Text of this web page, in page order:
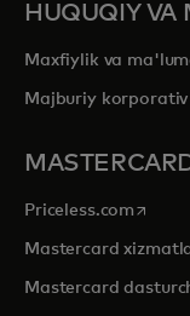
HUQUQIY VA
Maxfiylik va
Majburiy
Priceless.com opens
Mastercard
Mastercard